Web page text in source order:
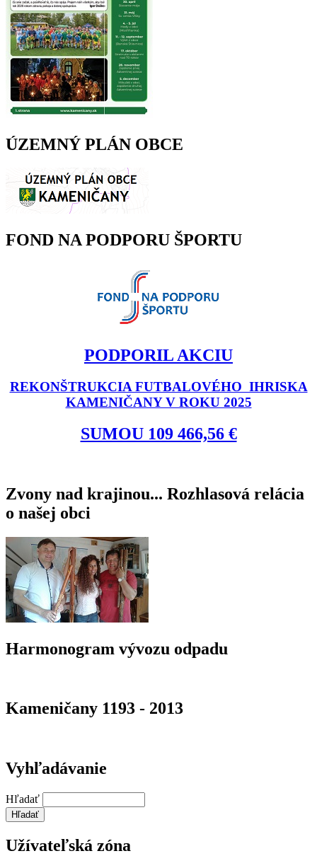
ÚZEMNÝ PLÁN OBCE
FOND NA PODPORU ŠPORTU
PODPORIL AKCIU
REKONŠTRUKCIA FUTBALOVÉHO IHRISKA
KAMENIČANY V ROKU 2025
SUMOU 109 466,56 €
Zvony nad krajinou... Rozhlasová relácia
o našej obci
Harmonogram vývozu odpadu
Kameničany 1193 - 2013
Vyhľadávanie
Hľadať
Užívateľská zóna